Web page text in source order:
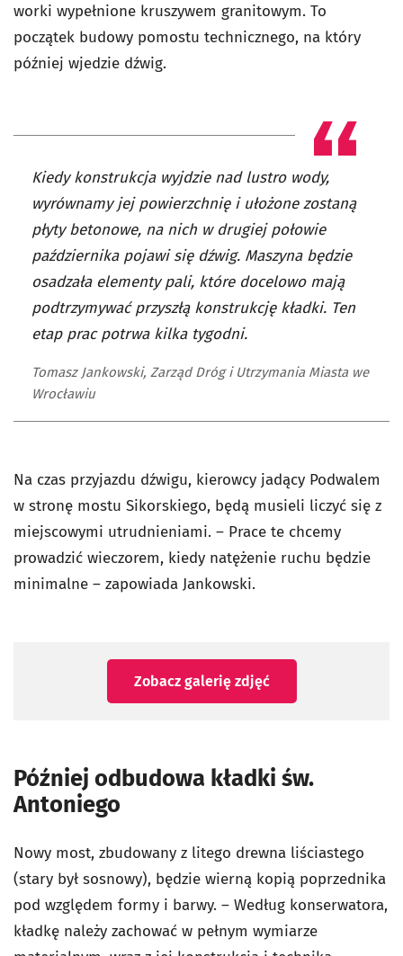
worki wypełnione kruszywem granitowym. To
początek budowy pomostu technicznego, na który
później wjedzie dźwig.
Kiedy konstrukcja wyjdzie nad lustro wody,
wyrównamy jej powierzchnię i ułożone zostaną
płyty betonowe, na nich w drugiej połowie
października pojawi się dźwig. Maszyna będzie
osadzała elementy pali, które docelowo mają
podtrzymywać przyszłą konstrukcję kładki. Ten
etap prac potrwa kilka tygodni.
Tomasz Jankowski, Zarząd Dróg i Utrzymania Miasta we
Wrocławiu
Na czas przyjazdu dźwigu, kierowcy jadący Podwalem
w stronę mostu Sikorskiego, będą musieli liczyć się z
miejscowymi utrudnieniami. – Prace te chcemy
prowadzić wieczorem, kiedy natężenie ruchu będzie
minimalne – zapowiada Jankowski.
Zobacz galerię zdjęć
Później odbudowa kładki św.
Antoniego
Nowy most, zbudowany z litego drewna liściastego
(stary był sosnowy), będzie wierną kopią poprzednika
pod względem formy i barwy. – Według konserwatora,
kładkę należy zachować w pełnym wymiarze